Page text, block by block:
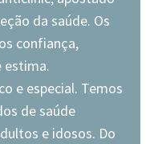
da saúde. Os
confiança,
estima.
e especial. Temos
de saúde
e idosos. Do